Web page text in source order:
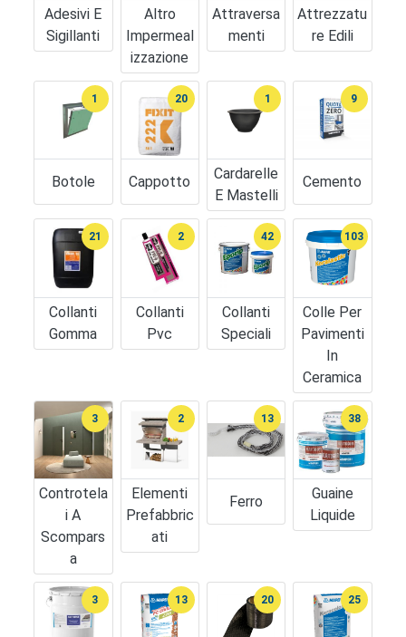
Adesivi E
Sigillanti
Altro
Impermeal
Izzazione
Attraversa
Menti
Attrezzatu
Re Edili
Botole
1
Cappotto
20
Cardarelle
E Mastelli
1
Cemento
9
Collanti
Gomma
21
Collanti
Pvc
2
Collanti
Speciali
42
Colle Per
Pavimenti
In
Ceramica
103
Controtela
I A
Scompars
A
3
Elementi
Prefabbric
Ati
2
Ferro
13
Guaine
Liquide
38
3 13 20 25